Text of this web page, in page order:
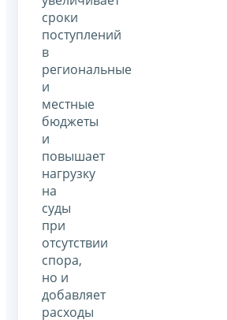
сроки
поступлений
в
региональные
и
местные
бюджеты
и
повышает
нагрузку
на
суды
при
отсутствии
спора,
но и
добавляет
расходы